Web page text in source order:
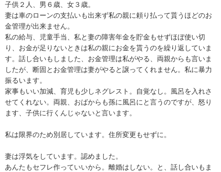
子供２人、男６歳、女３歳。
妻は車のローンの支払いも出来ず私の親に頼り払って貰うほどのお
金管理が出来ません。
私の給与、児童手当、私と妻の障害年金を貯金もせずほぼ使い切
り、お金が足りないときは私の親にお金を貰うのを繰り返していま
す。話し合いもしました、お金管理は私がやる、両親からも言いま
したが、断固とお金管理は妻がやると譲ってくれません。私に暴力
振るいます。
家事もいい加減、育児も少しネグレスト。自覚なし。風呂を入れさ
せてくれない。両親、おばからも孫に風呂にと言うのですが、怒り
ます、子供に行くんじゃないと言います。
私は限界のため別居しています。住所変更もせずに。
妻は浮気をしています。認めました。
あんたもセフレ作っていいから。離婚はしない。と、話し合いもま